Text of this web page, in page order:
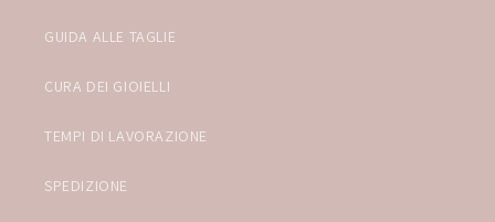
GUIDA ALLE TAGLIE
CURA DEI GIOIELLI
TEMPI DI LAVORAZIONE
SPEDIZIONE